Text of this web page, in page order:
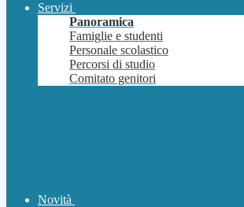
Servizi
Panoramica
Famiglie e studenti
Personale scolastico
Percorsi di studio
Comitato genitori
Novità